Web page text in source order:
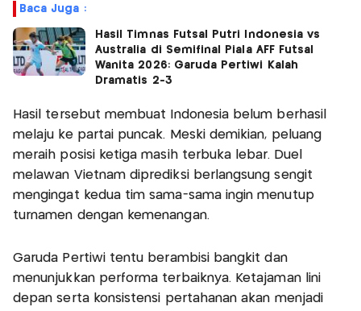
Baca Juga :
Hasil Timnas Futsal Putri Indonesia vs
Australia di Semifinal Piala AFF Futsal
Wanita 2026: Garuda Pertiwi Kalah
Dramatis 2-3
Hasil tersebut membuat Indonesia belum berhasil
melaju ke partai puncak. Meski demikian, peluang
meraih posisi ketiga masih terbuka lebar. Duel
melawan Vietnam diprediksi berlangsung sengit
mengingat kedua tim sama-sama ingin menutup
turnamen dengan kemenangan.
Garuda Pertiwi tentu berambisi bangkit dan
menunjukkan performa terbaiknya. Ketajaman lini
depan serta konsistensi pertahanan akan menjadi